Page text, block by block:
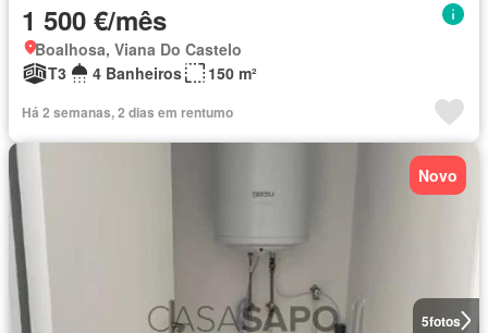
1 500 €/mês
Boalhosa, Viana Do Castelo
T3
4 Banheiros 150 m²
Há 2 semanas, 2 dias em rentumo
5fotos
Novo